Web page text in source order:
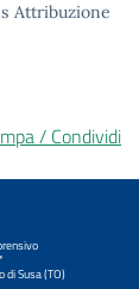
Attribuzione
/ Condividi
di Susa (TO)